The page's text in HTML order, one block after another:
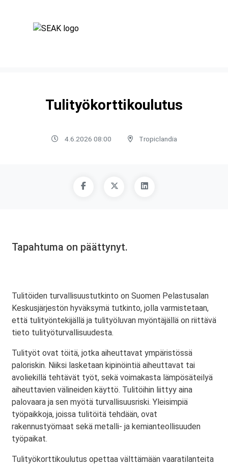
Tulityökorttikoulutus
4.6.2026 08:00 Tropiclandia
Tapahtuma on päättynyt.
Tulitöiden turvallisuustutkinto on Suomen Pelastusalan
Keskusjärjestön hyväksymä tutkinto, jolla varmistetaan,
että tulityöntekijällä ja tulityöluvan myöntäjällä on riittävä
tieto tulityöturvallisuudesta.
Tulityöt ovat töitä, jotka aiheuttavat ympäristössä
paloriskin. Niiksi lasketaan kipinöintiä aiheuttavat tai
avoliekillä tehtävät työt, sekä voimakasta lämpösäteilyä
aiheuttavien välineiden käyttö. Tulitöihin liittyy aina
palovaara ja sen myötä turvallisuusriski. Yleisimpiä
työpaikkoja, joissa tulitöitä tehdään, ovat
rakennustyömaat sekä metalli- ja kemianteollisuuden
työpaikat.
Tulityökorttikoulutus opettaa välttämään vaaratilanteita